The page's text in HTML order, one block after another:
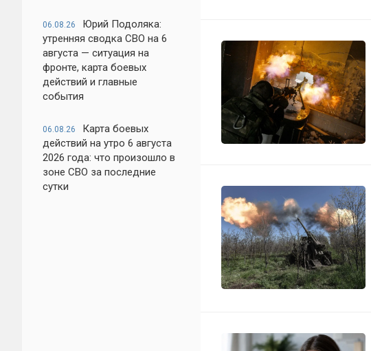
06.08.26
Юрий Подоляка:
утренняя сводка СВО на 6
августа — ситуация на
фронте, карта боевых
действий и главные
события
06.08.26
Карта боевых
действий на утро 6 августа
2026 года: что произошло в
зоне СВО за последние
сутки